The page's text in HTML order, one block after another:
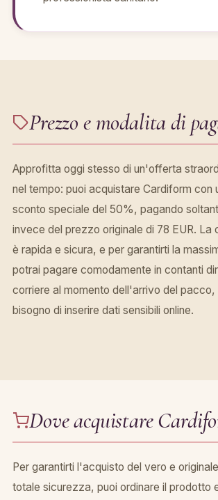
Prezzo e modalita di
Approfitta oggi stesso di un'offerta
nel tempo: puoi acquistare Cardiform con
sconto speciale del 50%, pagando
invece del prezzo originale di 78 EUR. La
è rapida e sicura, e per garantirti la
potrai pagare comodamente in contanti
corriere al momento dell'arrivo del pacco,
bisogno di inserire dati sensibili online.
Dove acquistare
Per garantirti l'acquisto del vero e
totale sicurezza, puoi ordinare il prodotto